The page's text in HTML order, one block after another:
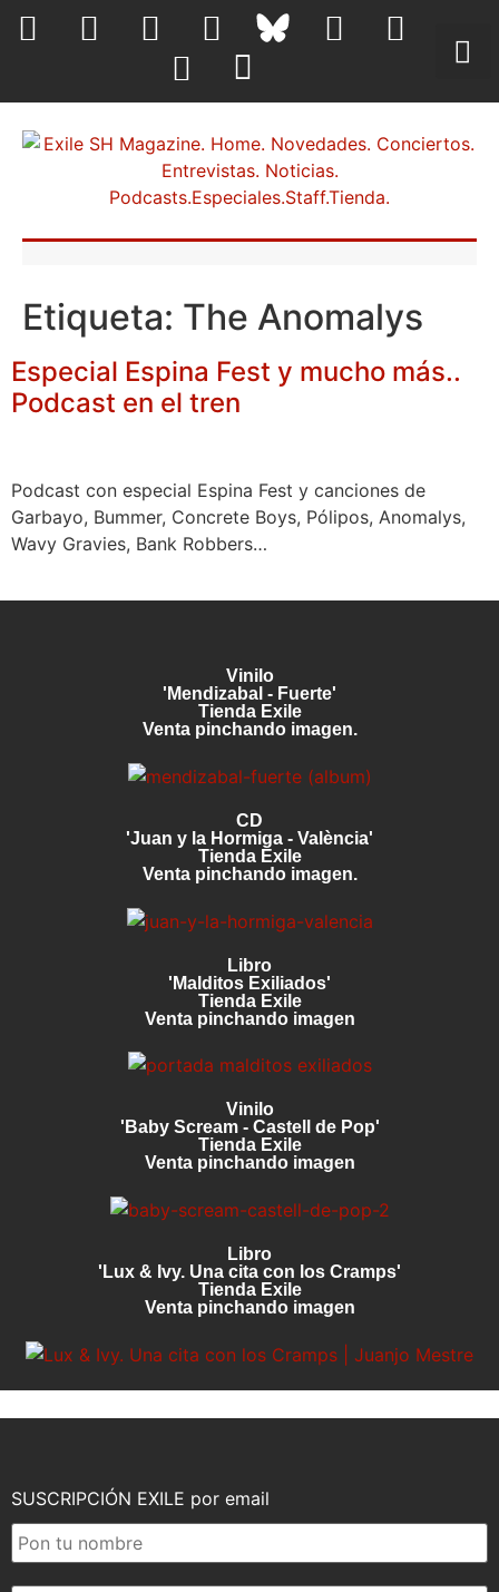
Etiqueta: The Anomalys
Especial Espina Fest y mucho más..
Podcast en el tren
Podcast con especial Espina Fest y canciones de
Garbayo, Bummer, Concrete Boys, Pólipos, Anomalys,
Wavy Gravies, Bank Robbers…
Vinilo
'Mendizabal - Fuerte'
Tienda Exile
Venta pinchando imagen.
CD
'Juan y la Hormiga - València'
Tienda Exile
Venta pinchando imagen.
Libro
'Malditos Exiliados'
Tienda Exile
Venta pinchando imagen
Vinilo
'Baby Scream - Castell de Pop'
Tienda Exile
Venta pinchando imagen
Libro
'Lux & Ivy. Una cita con los Cramps'
Tienda Exile
Venta pinchando imagen
SUSCRIPCIÓN EXILE por email